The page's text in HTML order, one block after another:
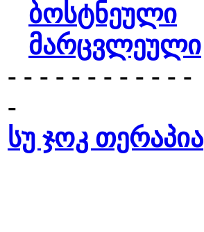
ბოსტნეული
მარცვლეული
- - - - - - - - - - - -
-
სუ ჯოკ თერაპია